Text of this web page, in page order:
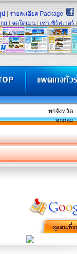
ป
รายละเอียด Package
จดโดเมน เช่าเซิร์ฟเวอร์